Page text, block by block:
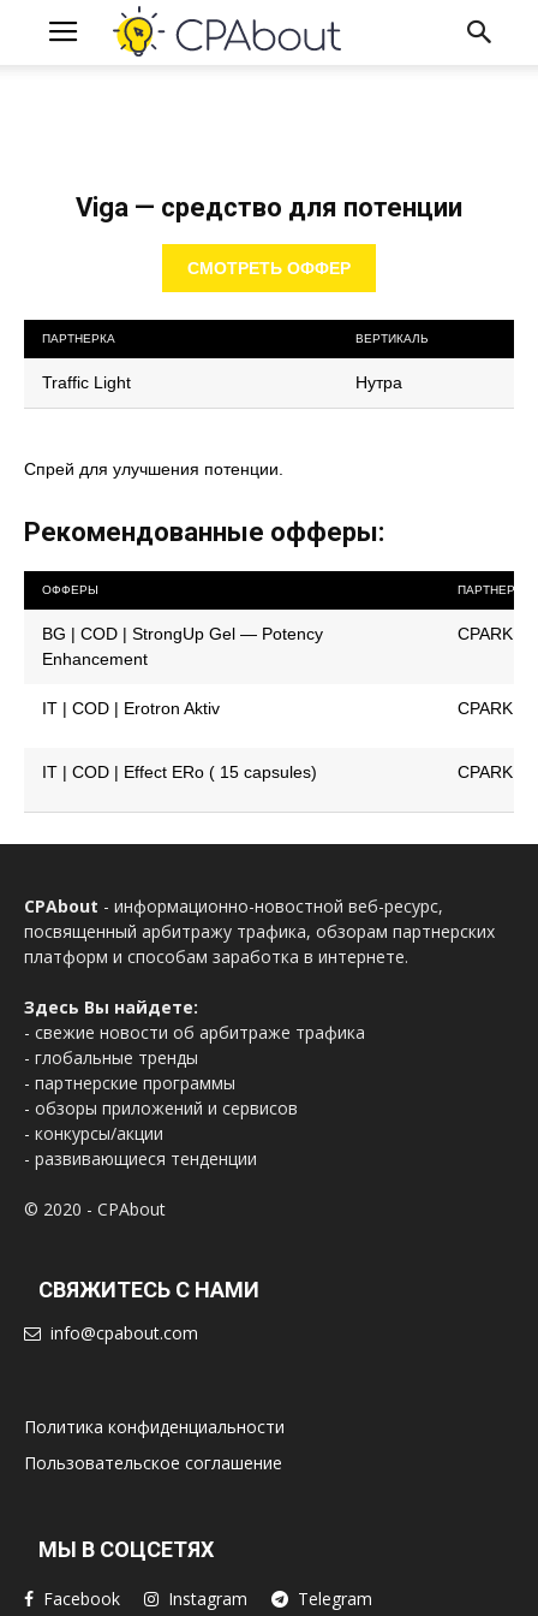
Viga — средство для потенции
СМОТРЕТЬ ОФФЕР
ПАРТНЕРКА ВЕРТИКАЛЬ
Traffic Light Нутра
Спрей для улучшения потенции.
Рекомендованные офферы:
ОФФЕРЫ ПАРТНЕРКА
BG | COD | StrongUp Gel — Potency
Enhancement
CPARK
IT | COD | Erotron Aktiv CPARK
IT | COD | Effect ERo ( 15 capsules) CPARK
CPAbout - информационно-новостной веб-ресурс,
посвященный арбитражу трафика, обзорам партнерских
платформ и способам заработка в интернете.
Здесь Вы найдете:
- свежие новости об арбитраже трафика
- глобальные тренды
- партнерские программы
- обзоры приложений и сервисов
- конкурсы/акции
- развивающиеся тенденции
© 2020 - CPAbout
СВЯЖИТЕСЬ С НАМИ
info@cpabout.com
Политика конфиденциальности
Пользовательское соглашение
МЫ В СОЦСЕТЯХ
Facebook Instagram Telegram